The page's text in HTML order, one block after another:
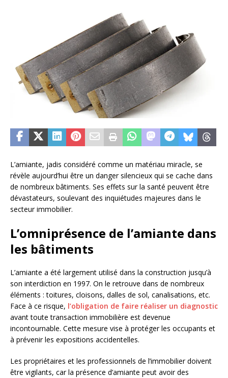
L’amiante, jadis considéré comme un matériau miracle, se
révèle aujourd’hui être un danger silencieux qui se cache dans
de nombreux bâtiments. Ses effets sur la santé peuvent être
dévastateurs, soulevant des inquiétudes majeures dans le
secteur immobilier.
L’omniprésence de l’amiante dans
les bâtiments
L’amiante a été largement utilisé dans la construction jusqu’à
son interdiction en 1997. On le retrouve dans de nombreux
éléments : toitures, cloisons, dalles de sol, canalisations, etc.
Face à ce risque, l’obligation de faire réaliser un diagnostic
avant toute transaction immobilière est devenue
incontournable. Cette mesure vise à protéger les occupants et
à prévenir les expositions accidentelles.
Les propriétaires et les professionnels de l’immobilier doivent
être vigilants, car la présence d’amiante peut avoir des